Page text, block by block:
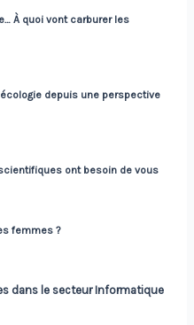
À quoi vont carburer les
depuis une perspective
ont besoin de vous
femmes ?
dans le secteur Informatique